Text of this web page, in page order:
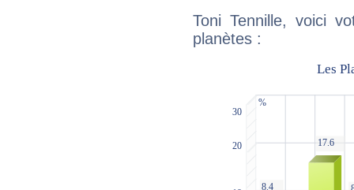
Toni Tennille, voici
planètes :